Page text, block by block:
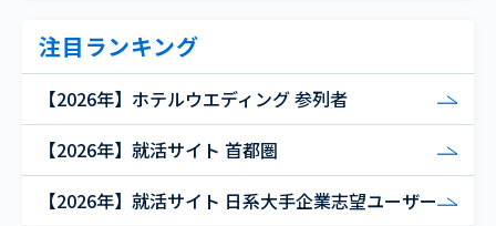
注目ランキング
【2026年】ホテルウエディング 参列者
【2026年】就活サイト 首都圏
【2026年】就活サイト 日系大手企業志望ユーザー